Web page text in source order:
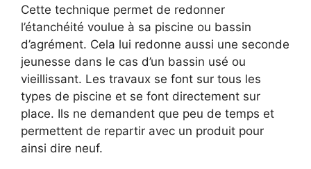
Cette technique permet de redonner
l’étanchéité voulue à sa piscine ou bassin
d’agrément. Cela lui redonne aussi une seconde
jeunesse dans le cas d’un bassin usé ou
vieillissant. Les travaux se font sur tous les
types de piscine et se font directement sur
place. Ils ne demandent que peu de temps et
permettent de repartir avec un produit pour
ainsi dire neuf.